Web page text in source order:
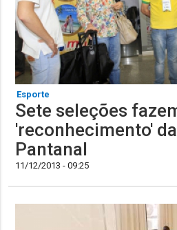
Esporte
Sete seleções
'reconhecimento'
Pantanal
11/12/2013 - 09:25